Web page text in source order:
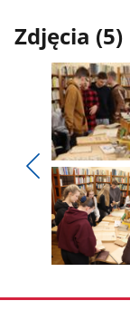
Zdjęcia (5)
Pokaż
poprzednie
zdjęcia
Pokaż
zdjęcie
1
z
galerii.